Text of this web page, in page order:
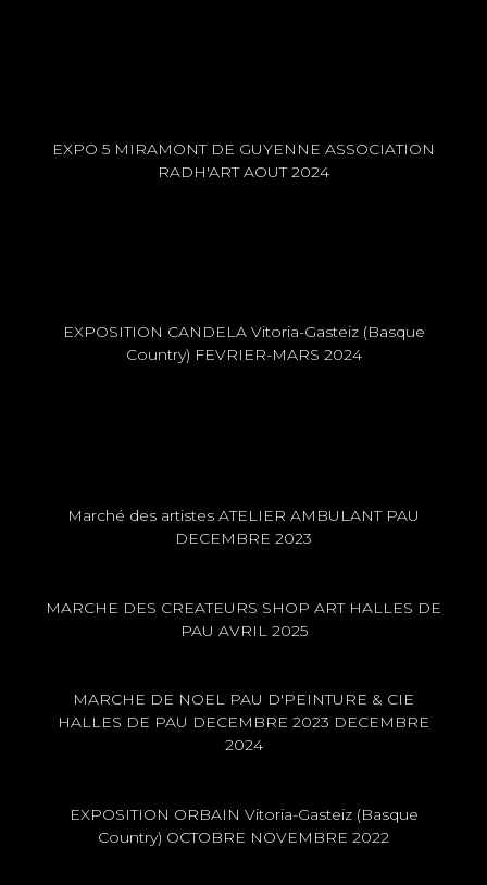
EXPO 5 MIRAMONT DE GUYENNE ASSOCIATION
RADH'ART AOUT 2024
EXPOSITION CANDELA Vitoria-Gasteiz (Basque
Country) FEVRIER-MARS 2024
Marché des artistes ATELIER AMBULANT PAU
DECEMBRE 2023
MARCHE DES CREATEURS SHOP ART HALLES DE
PAU AVRIL 2025
MARCHE DE NOEL PAU D'PEINTURE & CIE
HALLES DE PAU DECEMBRE 2023 DECEMBRE
2024
EXPOSITION ORBAIN Vitoria-Gasteiz (Basque
Country) OCTOBRE NOVEMBRE 2022